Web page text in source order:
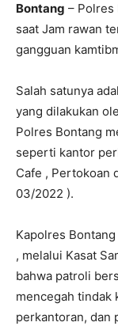
Bontang – Polres
saat Jam rawan
gangguan
Salah satunya
yang dilakukan
Polres Bontang
seperti kantor
Cafe , Pertokoan
03/2022 ).
Kapolres Bontang
, melalui Kasat
bahwa patroli
mencegah tindak
perkantoran, dan